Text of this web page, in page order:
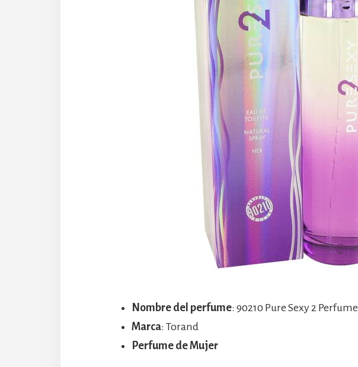
Nombre del perfume: 90210 Pure Sexy 2 Perfume
Marca: Torand
Perfume de Mujer